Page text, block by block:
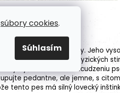
súbory cookies.
Súhlasím
správne podané povely. Jeho
mentálnych a fyzických
by mohli viesť k odcudzeniu
pedantne, ale jemne, s
tento pes má silný lovecký